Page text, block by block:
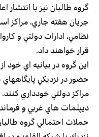
گروه طالبان نيز با
جريان هفته جاري،‌ مراكز
نظامي، ادارات دولتي و
قرار خواهند داد.
اين گروه در بيانيه اي خود
حضور در نزديكي پايگاههاي
مراكز دولتي خودداري كنند.
ديپلمات هاي غربي و
حملات احتمالي گروه